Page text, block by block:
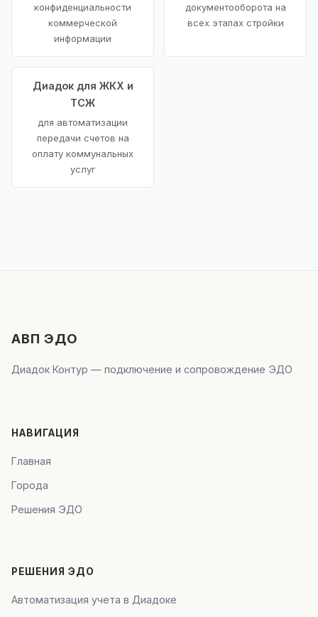
конфиденциальности
коммерческой
информации
документооборота на
всех этапах стройки
Диадок для ЖКХ и
ТСЖ
для автоматизации
передачи счетов на
оплату коммунальных
услуг
АВП ЭДО
Диадок Контур — подключение и сопровождение ЭДО
НАВИГАЦИЯ
Главная
Города
Решения ЭДО
РЕШЕНИЯ ЭДО
Автоматизация учета в Диадоке